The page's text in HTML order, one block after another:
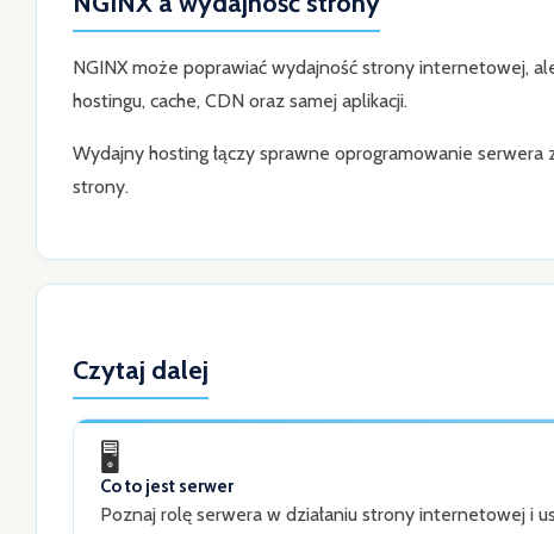
NGINX może poprawiać wydajność strony internetowej,
hostingu, cache, CDN oraz samej aplikacji.
Wydajny hosting łączy sprawne oprogramowanie
strony.
Czytaj dalej
🖥️
Co to jest serwer
Poznaj rolę serwera w działaniu strony internetowej i